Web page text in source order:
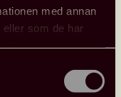
med annan
som de har